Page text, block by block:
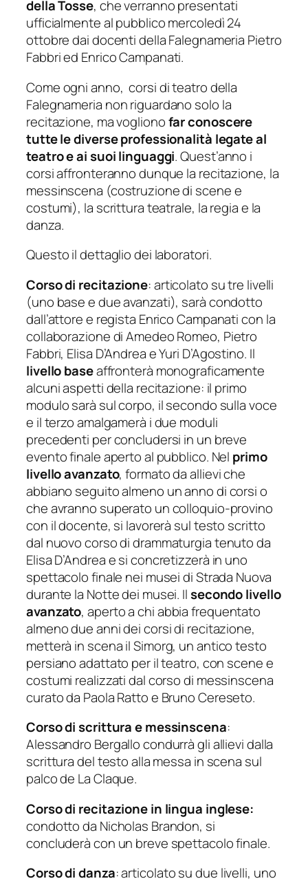
della Tosse, che verranno presentati
ufficialmente al pubblico mercoledì 24
ottobre dai docenti della Falegnameria Pietro
Fabbri ed Enrico Campanati.
Come ogni anno, corsi di teatro della
Falegnameria non riguardano solo la
recitazione, ma voglionofar conoscere
tutte le diverse professionalità legate al
teatro e ai suoi linguaggi. Quest’anno i
corsi affronteranno dunque la recitazione, la
messinscena (costruzione di scene e
costumi), la scrittura teatrale, la regia e la
danza.
Questo il dettaglio dei laboratori.
Corso di recitazione: articolato su tre livelli
(uno base e due avanzati), sarà condotto
dall’attore e regista Enrico Campanati con la
collaborazione di Amedeo Romeo, Pietro
Fabbri, Elisa D’Andrea e Yuri D’Agostino. Il
livello baseaffronterà monograficamente
alcuni aspetti della recitazione: il primo
modulo sarà sul corpo, il secondo sulla voce
e il terzo amalgamerà i due moduli
precedenti per concludersi in un breve
evento finale aperto al pubblico. Nel primo
livello avanzato, formato da allievi che
abbiano seguito almeno un anno di corsi o
che avranno superato un colloquio-provino
con il docente, si lavorerà sul testo scritto
dal nuovo corso di drammaturgia tenuto da
Elisa D’Andrea e si concretizzerà in uno
spettacolo finale nei musei di Strada Nuova
durante la Notte dei musei. Ilsecondo livello
avanzato, aperto a chi abbia frequentato
almeno due anni dei corsi di recitazione,
metterà in scena ilSimorg, un antico testo
persiano adattato per il teatro, con scene e
costumi realizzati dal corso di messinscena
curato da Paola Ratto e Bruno Cereseto.
Corso di scrittura e messinscena:
Alessandro Bergallo condurrà gli allievi dalla
scrittura del testo alla messa in scena sul
palco de La Claque.
Corso di recitazione in lingua inglese:
condotto da Nicholas Brandon, si
concluderà con un breve spettacolo finale.
Corso di danza: articolato su due livelli, uno